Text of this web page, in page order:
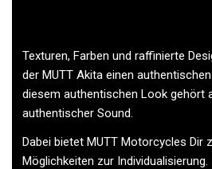
Texturen, Farben und raffinierte
der MUTT Akita einen
diesem authentischen Look gehört
authentischer Sound.
Dabei bietet MUTT Motorcycles Dir
Möglichkeiten zur Individualisierung.